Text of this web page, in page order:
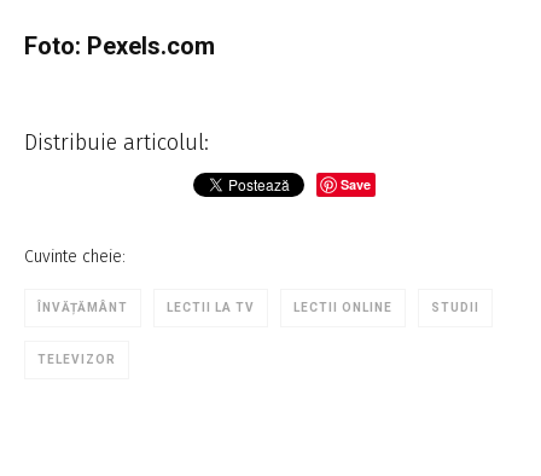
Foto: Pexels.com
Distribuie articolul:
Save
Cuvinte cheie:
ÎNVĂȚĂMÂNT LECTII LA TV LECTII ONLINE STUDII
TELEVIZOR